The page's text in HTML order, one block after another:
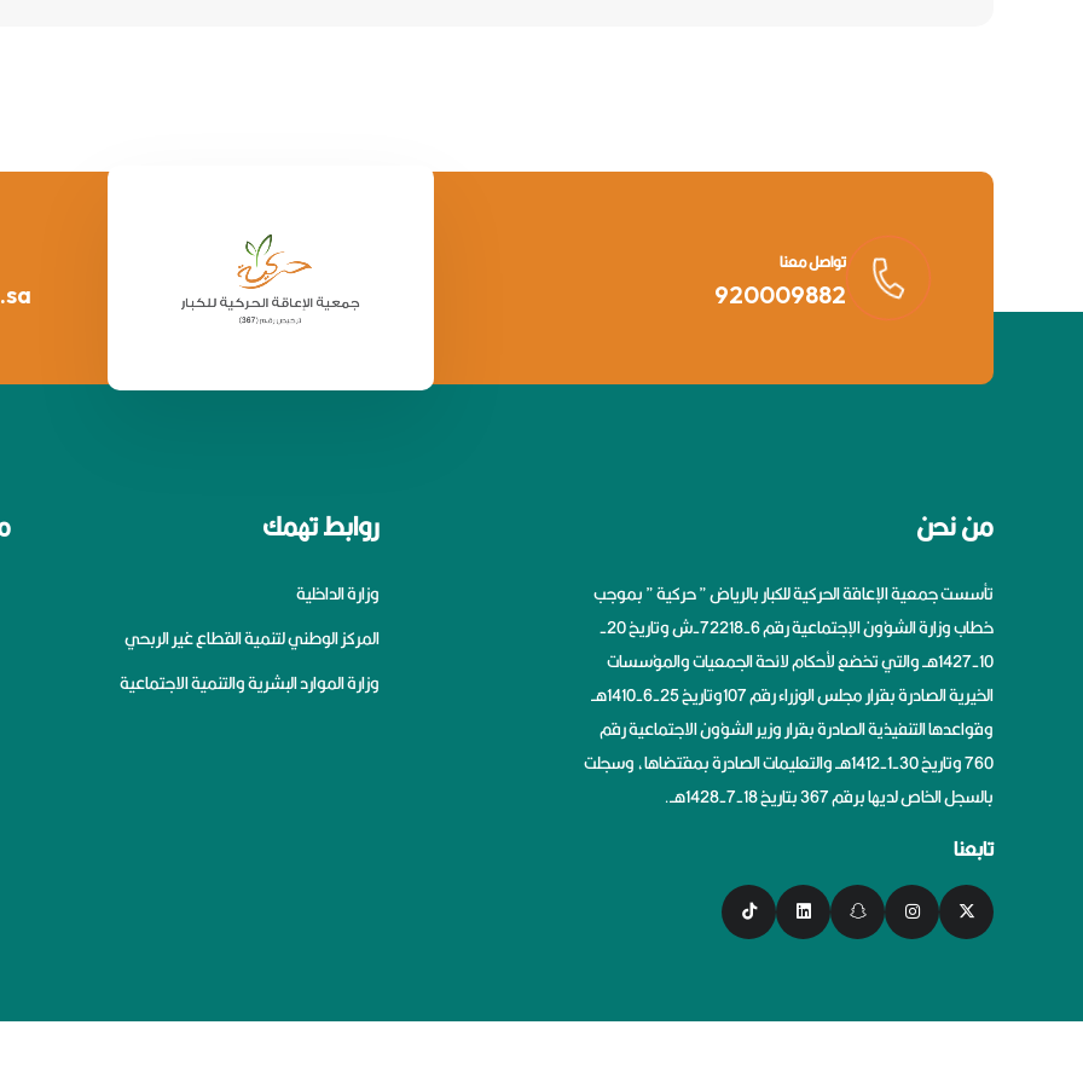
تواصل معنا
920009882
من نحن
تأسست جمعية الإعاقة الحركية للكبار بالرياض ” حركية ” بموجب
خطاب وزارة الشؤون الإجتماعية رقم 6-72218-ش وتاريخ 20-
10-1427هــ والتي تخضع لأحكام لائحة الجمعيات والمؤسسات
الخيرية الصادرة بقرار مجلس الوزراء رقم 107وتاريخ 25-6-1410هــ
وقواعدها التنفيذية الصادرة بقرار وزير الشؤون الاجتماعية رقم
760 وتاريخ 30-1-1412هــ والتعليمات الصادرة بمقتضاها، وسجلت
بالسجل الخاص لديها برقم 367 بتاريخ 18-7-1428هــ.
تابعنا
روابط تهمك
وزارة الداخلية
المركز الوطني لتنمية القطاع غير الربحي
وزارة الموارد البشرية والتنمية الاجتماعية